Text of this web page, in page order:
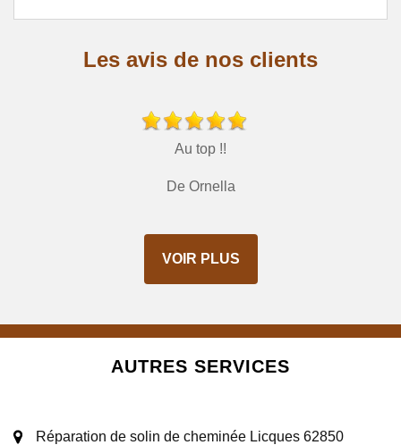
Les avis de nos clients
Au top !!
De Ornella
VOIR PLUS
AUTRES SERVICES
Réparation de solin de cheminée Licques 62850